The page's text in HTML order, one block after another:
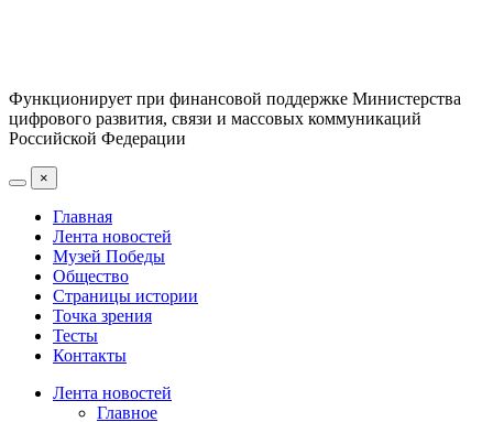
Функционирует при финансовой поддержке Министерства
цифрового развития, связи и массовых коммуникаций
Российской Федерации
×
Главная
Лента новостей
Музей Победы
Общество
Страницы истории
Точка зрения
Тесты
Контакты
Лента новостей
Главное